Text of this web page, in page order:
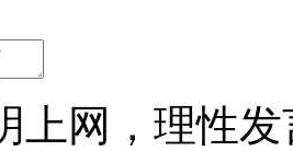
上网，理性